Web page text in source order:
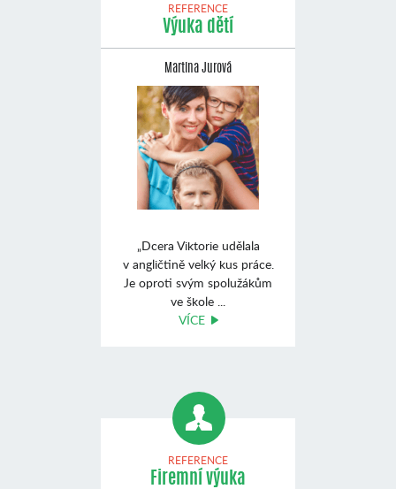
REFERENCE
Výuka dětí
Martina Jurová
„Dcera Viktorie udělala
v angličtině velký kus práce.
Je oproti svým spolužákům
ve škole ...
VÍCE
REFERENCE
Firemní výuka